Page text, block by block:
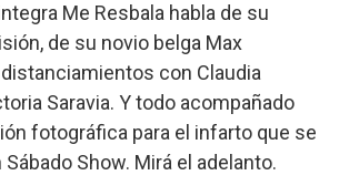
Me Resbala habla de su
de su novio belga Max
con Claudia
Saravia. Y todo acompañado
fotográfica para el infarto que se
Show. Mirá el adelanto.